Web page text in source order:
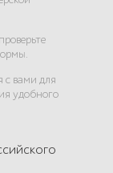
с вами для
удобного